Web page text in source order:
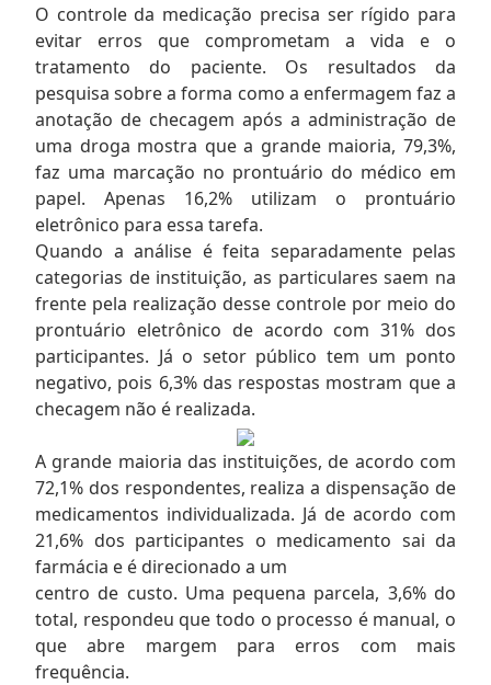
O controle da medicação precisa ser rígido para
evitar erros que comprometam a vida e o
tratamento do paciente. Os resultados da
pesquisa sobre a forma como a enfermagem faz a
anotação de checagem após a administração de
uma droga mostra que a grande maioria, 79,3%,
faz uma marcação no prontuário do médico em
papel. Apenas 16,2% utilizam o prontuário
eletrônico para essa tarefa.
Quando a análise é feita separadamente pelas
categorias de instituição, as particulares saem na
frente pela realização desse controle por meio do
prontuário eletrônico de acordo com 31% dos
participantes. Já o setor público tem um ponto
negativo, pois 6,3% das respostas mostram que a
checagem não é realizada.
A grande maioria das instituições, de acordo com
72,1% dos respondentes, realiza a dispensação de
medicamentos individualizada. Já de acordo com
21,6% dos participantes o medicamento sai da
farmácia e é direcionado a um
centro de custo. Uma pequena parcela, 3,6% do
total, respondeu que todo o processo é manual, o
que abre margem para erros com mais
frequência.